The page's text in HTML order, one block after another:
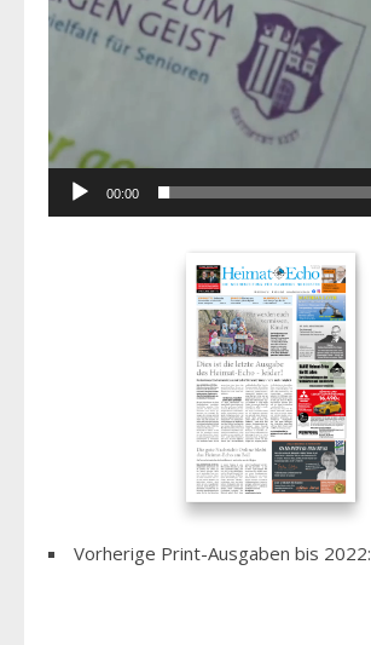
00:00
Vorherige Print-Ausgaben bis 2022: